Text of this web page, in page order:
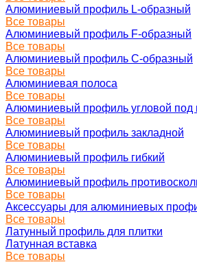
Алюминиевый профиль L-образный
Все товары
Алюминиевый профиль F-образный
Все товары
Алюминиевый профиль C-образный
Все товары
Алюминиевая полоса
Все товары
Алюминиевый профиль угловой под
Все товары
Алюминиевый профиль закладной
Все товары
Алюминиевый профиль гибкий
Все товары
Алюминиевый профиль
Все товары
Аксессуары для алюминиевых
Все товары
Латунный профиль для плитки
Латунная вставка
Все товары